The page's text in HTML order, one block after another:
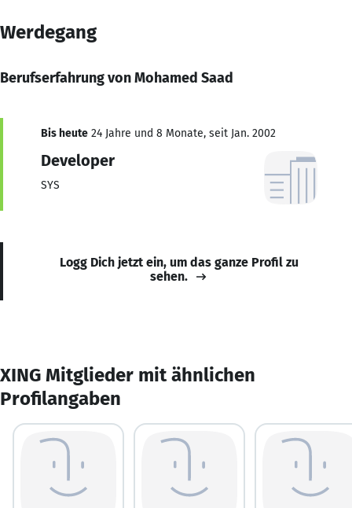
Werdegang
Berufserfahrung von Mohamed Saad
Bis heute 24 Jahre und 8 Monate, seit Jan. 2002
Developer
SYS
Logg Dich jetzt ein, um das ganze Profil zu
sehen.
XING Mitglieder mit ähnlichen
Profilangaben